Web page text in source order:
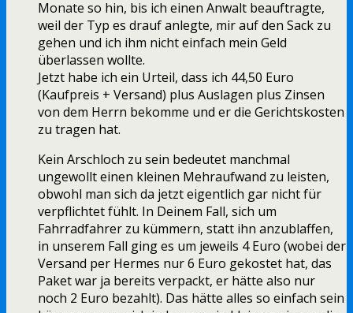
Monate so hin, bis ich einen Anwalt beauftragte,
weil der Typ es drauf anlegte, mir auf den Sack zu
gehen und ich ihm nicht einfach mein Geld
überlassen wollte.
Jetzt habe ich ein Urteil, dass ich 44,50 Euro
(Kaufpreis + Versand) plus Auslagen plus Zinsen
von dem Herrn bekomme und er die Gerichtskosten
zu tragen hat.
Kein Arschloch zu sein bedeutet manchmal
ungewollt einen kleinen Mehraufwand zu leisten,
obwohl man sich da jetzt eigentlich gar nicht für
verpflichtet fühlt. In Deinem Fall, sich um
Fahrradfahrer zu kümmern, statt ihn anzublaffen,
in unserem Fall ging es um jeweils 4 Euro (wobei der
Versand per Hermes nur 6 Euro gekostet hat, das
Paket war ja bereits verpackt, er hätte also nur
noch 2 Euro bezahlt). Das hätte alles so einfach sein